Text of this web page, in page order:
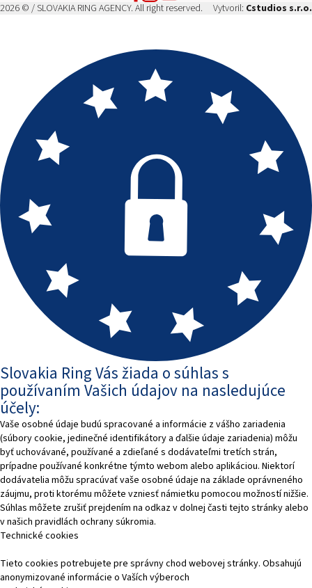
2026 © / SLOVAKIA RING AGENCY. All right reserved. Vytvoril: Cstudios s.r.o.
Slovakia Ring Vás žiada o súhlas s
používaním Vašich údajov na nasledujúce
účely:
Vaše osobné údaje budú spracované a informácie z vášho zariadenia
(súbory cookie, jedinečné identifikátory a ďalšie údaje zariadenia) môžu
byť uchovávané, používané a zdieľané s dodávateľmi tretích strán,
prípadne používané konkrétne týmto webom alebo aplikáciou. Niektorí
dodávatelia môžu spracúvať vaše osobné údaje na základe oprávneného
záujmu, proti ktorému môžete vzniesť námietku pomocou možností nižšie.
Súhlas môžete zrušiť prejdením na odkaz v dolnej časti tejto stránky alebo
v našich pravidlách ochrany súkromia.
Technické cookies
Tieto cookies potrebujete pre správny chod webovej stránky. Obsahujú
anonymizované informácie o Vaších výberoch